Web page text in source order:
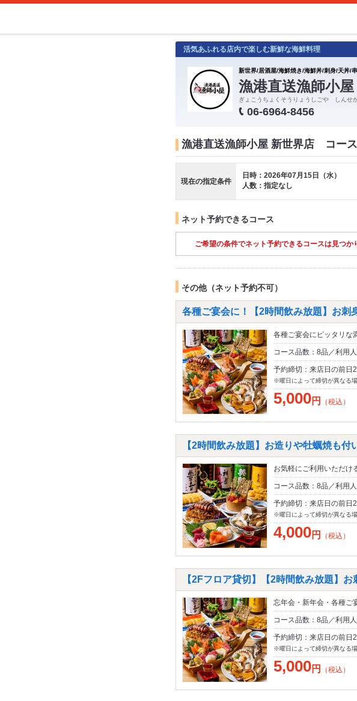
活気あふれる店内で楽しむ新鮮な海鮮料理
新世界/居酒屋/海鮮焼き/海鮮丼/刺身/天丼/
漁港直送漁師小
ぎょこうちょくそうりょうしごや しんせ
06-6964-8456
漁港直送漁師小屋 新世界店 コース
現在の指定条件
日時：2026年07月15日（水）
人数：指定なし
ネット予約できるコース
ご希望の条件でネット予約できるコースは見つ
その他（ネット予約不可）
各種ご宴会に！【2時間飲み放題】お刺
各種ご宴会にピッタリな
コース品数：8品／利用
予約締切：来店日の前日
※曜日によって締切が異なる場
5,000円 （税込）
【2時間飲み放題】お造りや牡蠣焼も
お気軽にご利用いただけ
コース品数：8品／利用
予約締切：来店日の前日
※曜日によって締切が異なる場
4,000円 （税込）
【2Fフロア貸切】【2時間飲み放題】
忘年会・新年会・各種ご
コース品数：8品／利用
予約締切：来店日の前日
※曜日によって締切が異なる場
5,000円 （税込）